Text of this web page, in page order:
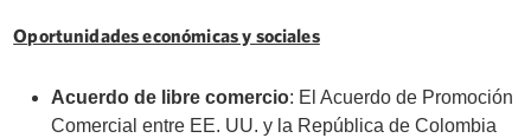
Oportunidades económicas y sociales
Acuerdo de libre comercio: El Acuerdo de Promoción
Comercial entre EE. UU. y la República de Colombia